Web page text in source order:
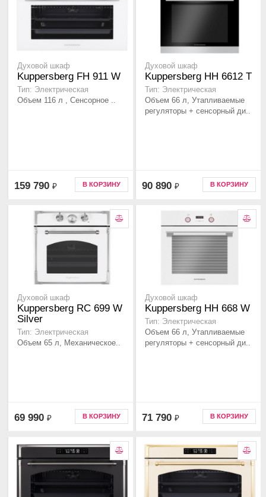
Духовой шкаф
Kuppersberg FH 911 W
Тип: Электрическая
Объем 116 л , Сенсорное ..
159 790 ₽ В КОРЗИНУ
Духовой шкаф
Kuppersberg HH 6612 T
Тип: Электрическая
Объем 66 л, Утапливаемые
регуляторы + сенсорный ди..
90 890 ₽ В КОРЗИНУ
Духовой шкаф
Kuppersberg RC 699 W
Silver
Тип: Электрическая
Объем 65 л, Механическое..
69 990 ₽ В КОРЗИНУ
Духовой шкаф
Kuppersberg HH 668 W
Тип: Электрическая
Объем 66 л, Утапливаемые
регуляторы + сенсорный ди..
71 790 ₽ В КОРЗИНУ